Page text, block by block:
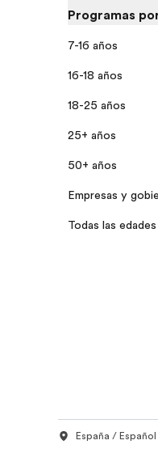
Programas
7-16 años
16-18 años
18-25 años
25+ años
50+ años
Empresas y
Todas las edades
España / Español